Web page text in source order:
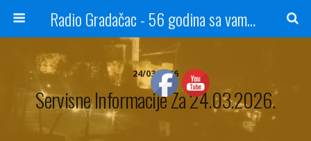
Radio Gradačac - 56 godina sa vama...
24/03/2026
Servisne Informacije Za 24.03.2026.